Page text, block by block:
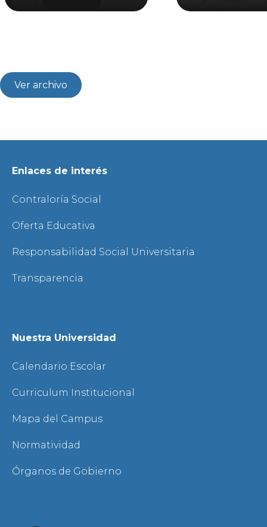
Ver archivo
Enlaces de interés
Contraloría Social
Oferta Educativa
Responsabilidad Social Universitaria
Transparencia
Nuestra Universidad
Calendario Escolar
Curriculum Institucional
Mapa del Campus
Normatividad
Órganos de Gobierno